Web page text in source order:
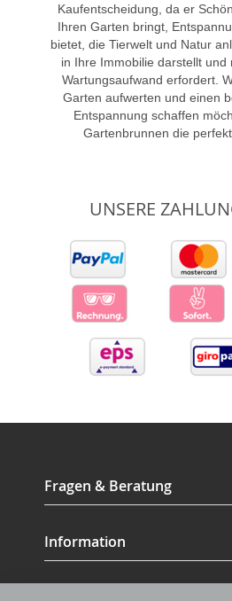
Kaufentscheidung, da er
Ihren Garten bringt,
bietet, die Tierwelt und Natur
in Ihre Immobilie darstellt und
Wartungsaufwand erfordert.
Garten aufwerten und einen
Entspannung schaffen
Gartenbrunnen die
UNSERE
Fragen & Beratung
Information